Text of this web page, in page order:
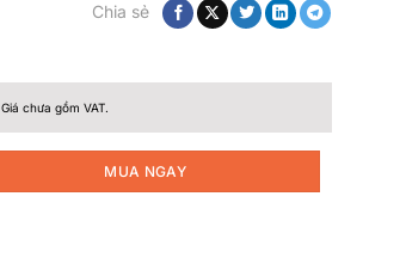
Chia sẻ
Giá chưa gồm VAT.
MUA NGAY